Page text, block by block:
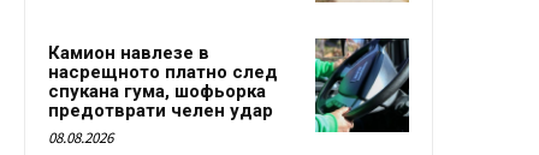
Камион навлезе в
насрещното платно след
спукана гума, шофьорка
предотврати челен удар
08.08.2026